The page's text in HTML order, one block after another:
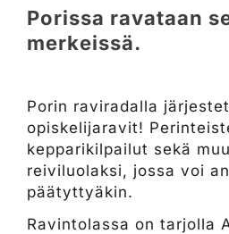
​​​​​​​Porissa ravataan
merkeissä.
Porin raviradalla
opiskelijaravit!
kepparikilpailut sekä
reiviluolaksi, jossa voi
päätyttyäkin.
Ravintolassa on tarjolla